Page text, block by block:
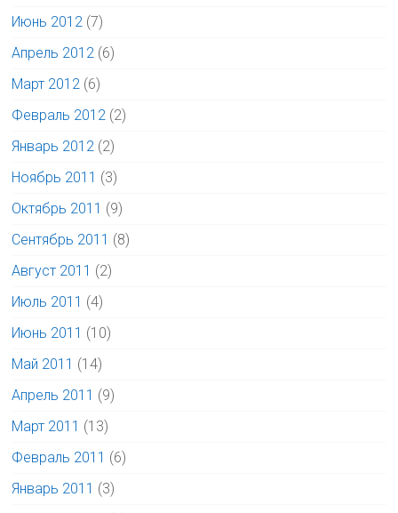
Июнь 2012 (7)
Апрель 2012 (6)
Март 2012 (6)
Февраль 2012 (2)
Январь 2012 (2)
Ноябрь 2011 (3)
Октябрь 2011 (9)
Сентябрь 2011 (8)
Август 2011 (2)
Июль 2011 (4)
Июнь 2011 (10)
Май 2011 (14)
Апрель 2011 (9)
Март 2011 (13)
Февраль 2011 (6)
Январь 2011 (3)